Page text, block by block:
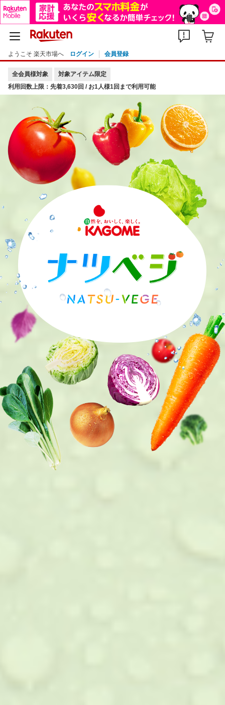
ようこそ 楽天市場へ ログイン 会員登録
全会員様対象
対象アイテム限定
利用回数上限：先着3,630回 / お1人様1回まで利用可能